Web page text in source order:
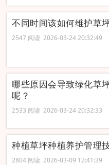
不同时间该如何维护草
2547 阅读 2026-03-24 20:32:49
哪些原因会导致绿化草
呢？
2533 阅读 2026-03-24 20:32:33
种植草坪种植养护管理
2804 阅读 2026-03-09 12:41:39